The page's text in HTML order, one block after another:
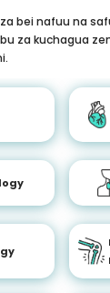
bei nafuu na
za kuchagua